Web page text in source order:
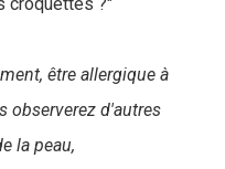
être allergique à
observerez d'autres
la peau,